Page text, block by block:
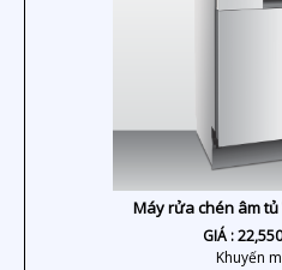
Máy rửa chén âm tủ
GIÁ :
Khuyến